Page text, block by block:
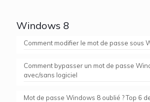
Windows 8
Comment modifier le mot de passe sous
Comment bypasser un mot de passe
avec/sans logiciel
Mot de passe Windows 8 oublié ? Top 6